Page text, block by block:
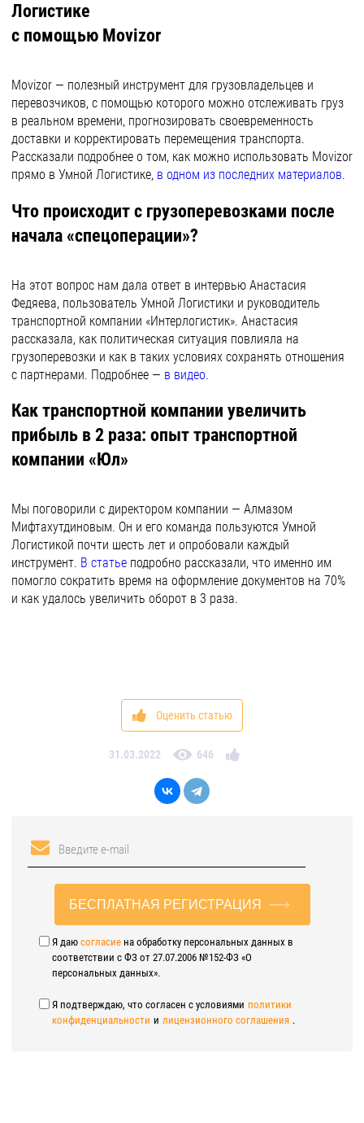
Логистике
с помощью Movizor
Movizor — полезный инструмент для грузовладельцев и
перевозчиков, с помощью которого можно отслеживать груз
в реальном времени, прогнозировать своевременность
доставки и корректировать перемещения транспорта.
Рассказали подробнее о том, как можно использовать Movizor
прямо в Умной Логистике, в одном из последних материалов.
Что происходит с грузоперевозками после
начала «спецоперации»?
На этот вопрос нам дала ответ в интервью Анастасия
Федяева, пользователь Умной Логистики и руководитель
транспортной компании «Интерлогистик». Анастасия
рассказала, как политическая ситуация повлияла на
грузоперевозки и как в таких условиях сохранять отношения
с партнерами. Подробнее — в видео.
Как транспортной компании увеличить
прибыль в 2 раза: опыт транспортной
компании «Юл»
Мы поговорили с директором компании — Алмазом
Мифтахутдиновым. Он и его команда пользуются Умной
Логистикой почти шесть лет и опробовали каждый
инструмент. В статье подробно рассказали, что именно им
помогло сократить время на оформление документов на 70%
и как удалось увеличить оборот в 3 раза.
Оценить статью
31.03.2022 646
БЕСПЛАТНАЯ РЕГИСТРАЦИЯ
Я даю согласие на обработку персональных данных в
соответствии с ФЗ от 27.07.2006 №152-ФЗ «О
персональных данных».
Я подтверждаю, что согласен с условиями политики
конфиденциальности и лицензионного соглашения .